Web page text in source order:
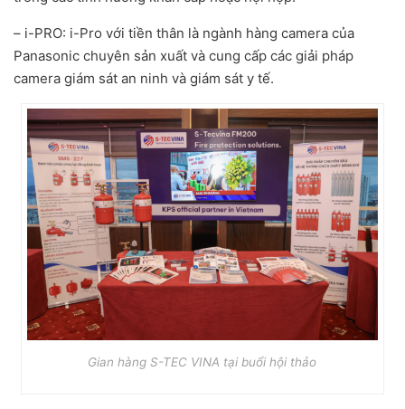
– i-PRO: i-Pro với tiền thân là ngành hàng camera của
Panasonic chuyên sản xuất và cung cấp các giải pháp
camera giám sát an ninh và giám sát y tế.
Gian hàng S-TEC VINA tại buổi hội thảo